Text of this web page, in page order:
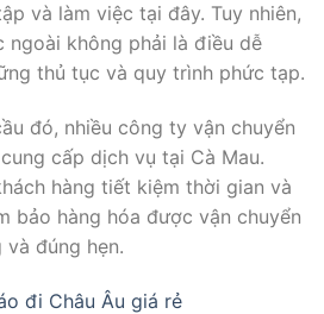
và làm việc tại đây. Tuy nhiên,
ngoài không phải là điều dễ
thủ tục và quy trình phức tạp.
đó, nhiều công ty vận chuyển
cấp dịch vụ tại Cà Mau.
hàng tiết kiệm thời gian và
bảo hàng hóa được vận chuyển
và đúng hẹn.
đi Châu Âu giá rẻ